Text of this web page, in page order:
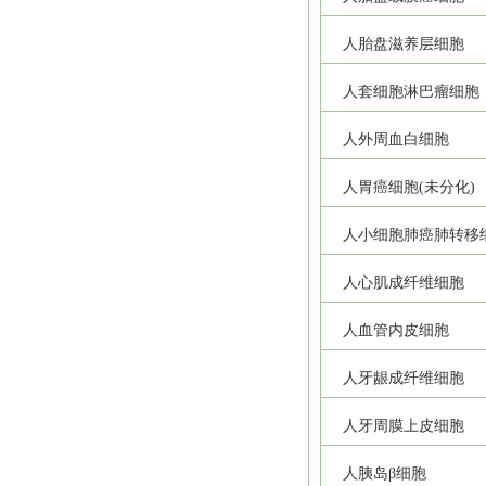
人胎盘滋养层细胞
人套细胞淋巴瘤细胞
人外周血白细胞
人胃癌细胞(未分化)
人小细胞肺癌肺转移
人心肌成纤维细胞
人血管内皮细胞
人牙龈成纤维细胞
人牙周膜上皮细胞
人胰岛β细胞